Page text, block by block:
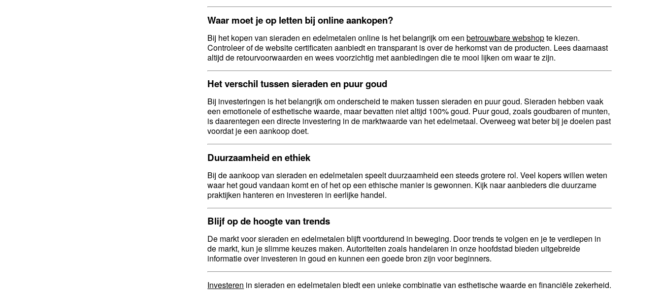
Waar moet je op letten bij online aankopen?
Bij het kopen van sieraden en edelmetalen online is het belangrijk om eenbetrouwbare webshopte kiezen.
Controleer of de website certificaten aanbiedt en transparant is over de herkomst van de producten. Lees daarnaast
altijd de retourvoorwaarden en wees voorzichtig met aanbiedingen die te mooi lijken om waar te zijn.
Het verschil tussen sieraden en puur goud
Bij investeringen is het belangrijk om onderscheid te maken tussen sieraden en puur goud. Sieraden hebben vaak
een emotionele of esthetische waarde, maar bevatten niet altijd 100% goud. Puur goud, zoals goudbaren of munten,
is daarentegen een directe investering in de marktwaarde van het edelmetaal. Overweeg wat beter bij je doelen past
voordat je een aankoop doet.
Duurzaamheid en ethiek
Bij de aankoop van sieraden en edelmetalen speelt duurzaamheid een steeds grotere rol. Veel kopers willen weten
waar het goud vandaan komt en of het op een ethische manier is gewonnen. Kijk naar aanbieders die duurzame
praktijken hanteren en investeren in eerlijke handel.
Blijf op de hoogte van trends
De markt voor sieraden en edelmetalen blijft voortdurend in beweging. Door trends te volgen en je te verdiepen in
de markt, kun je slimme keuzes maken. Autoriteiten zoals handelaren in onze hoofdstad bieden uitgebreide
informatie over investeren in goud en kunnen een goede bron zijn voor beginners.
Investeren in sieraden en edelmetalen biedt een unieke combinatie van esthetische waarde en financiële zekerheid.